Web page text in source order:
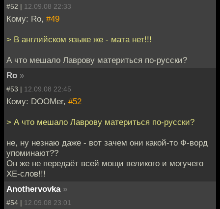
#52 | 12.09.08 22:33
Кому: Ro, #49
> В английском языке же - мата нет!!!
А что мешало Лаврову материться по-русски?
Ro »
#53 | 12.09.08 22:45
Кому: DOOMer, #52
> А что мешало Лаврову материться по-русски?
не, ну незнаю даже - вот зачем они какой-то Ф-ворд
упоминают??
Он же не передаёт всей мощи великого и могучего
ХЕ-слов!!!
Anothervovka »
#54 | 12.09.08 23:01